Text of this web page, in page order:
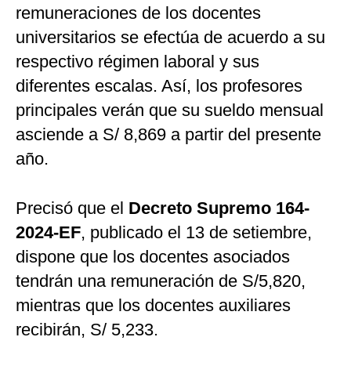
remuneraciones de los docentes
universitarios se efectúa de acuerdo a su
respectivo régimen laboral y sus
diferentes escalas. Así, los profesores
principales verán que su sueldo mensual
asciende a S/ 8,869 a partir del presente
año.
Precisó que el Decreto Supremo 164-
2024-EF, publicado el 13 de setiembre,
dispone que los docentes asociados
tendrán una remuneración de S/5,820,
mientras que los docentes auxiliares
recibirán, S/ 5,233.